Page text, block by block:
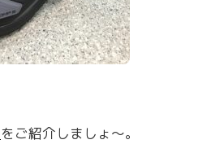
をご紹介しましょ～。